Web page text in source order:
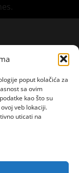
poput kolačića za
sa ovim
kao što su
veb lokaciji.
uticati na